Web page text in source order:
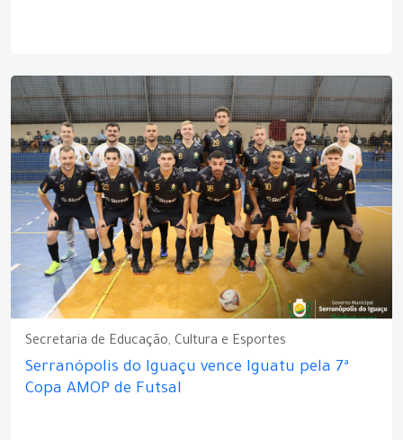
Secretaria de Educação, Cultura e Esportes
Serranópolis do Iguaçu vence Iguatu pela 7ª
Copa AMOP de Futsal